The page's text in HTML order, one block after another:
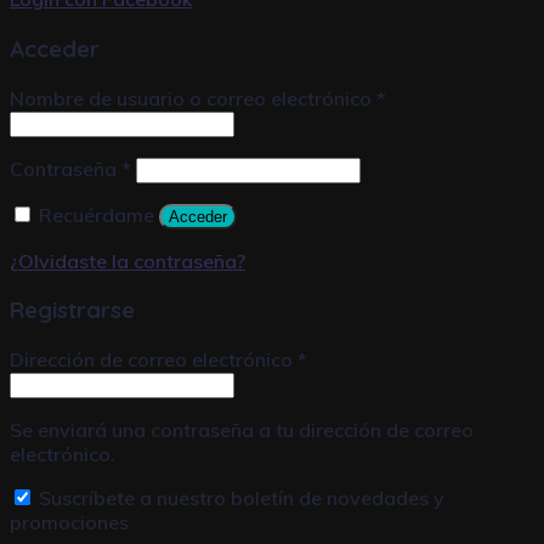
Acceder
Nombre de usuario o correo electrónico *
Contraseña *
Recuérdame
Acceder
¿Olvidaste la contraseña?
Registrarse
Dirección de correo electrónico *
Se enviará una contraseña a tu dirección de correo
electrónico.
Suscríbete a nuestro boletín de novedades y
promociones